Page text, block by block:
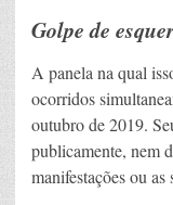
Golpe de
A panela na qual
ocorridos
outubro de 2019.
publicamente, nem
manifestações ou as